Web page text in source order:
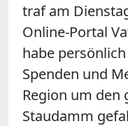
traf am
Online-Portal
habe
Spenden und
Region um den
Staudamm